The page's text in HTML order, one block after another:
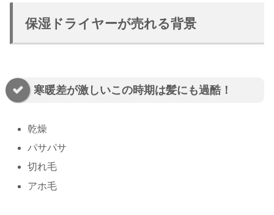
保湿ドライヤーが売れる背景
寒暖差が激しいこの時期は髪にも過酷！
乾燥
パサパサ
切れ毛
アホ毛